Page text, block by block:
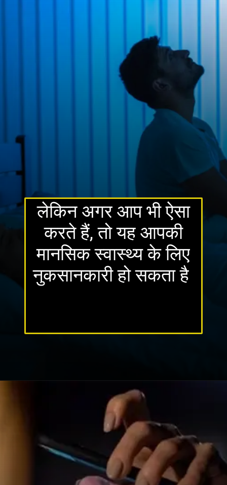
लेकिन अगर आप भी ऐसा
करते हैं, तो यह आपकी
मानसिक स्वास्थ्य के लिए
नुकसानकारी हो सकता है